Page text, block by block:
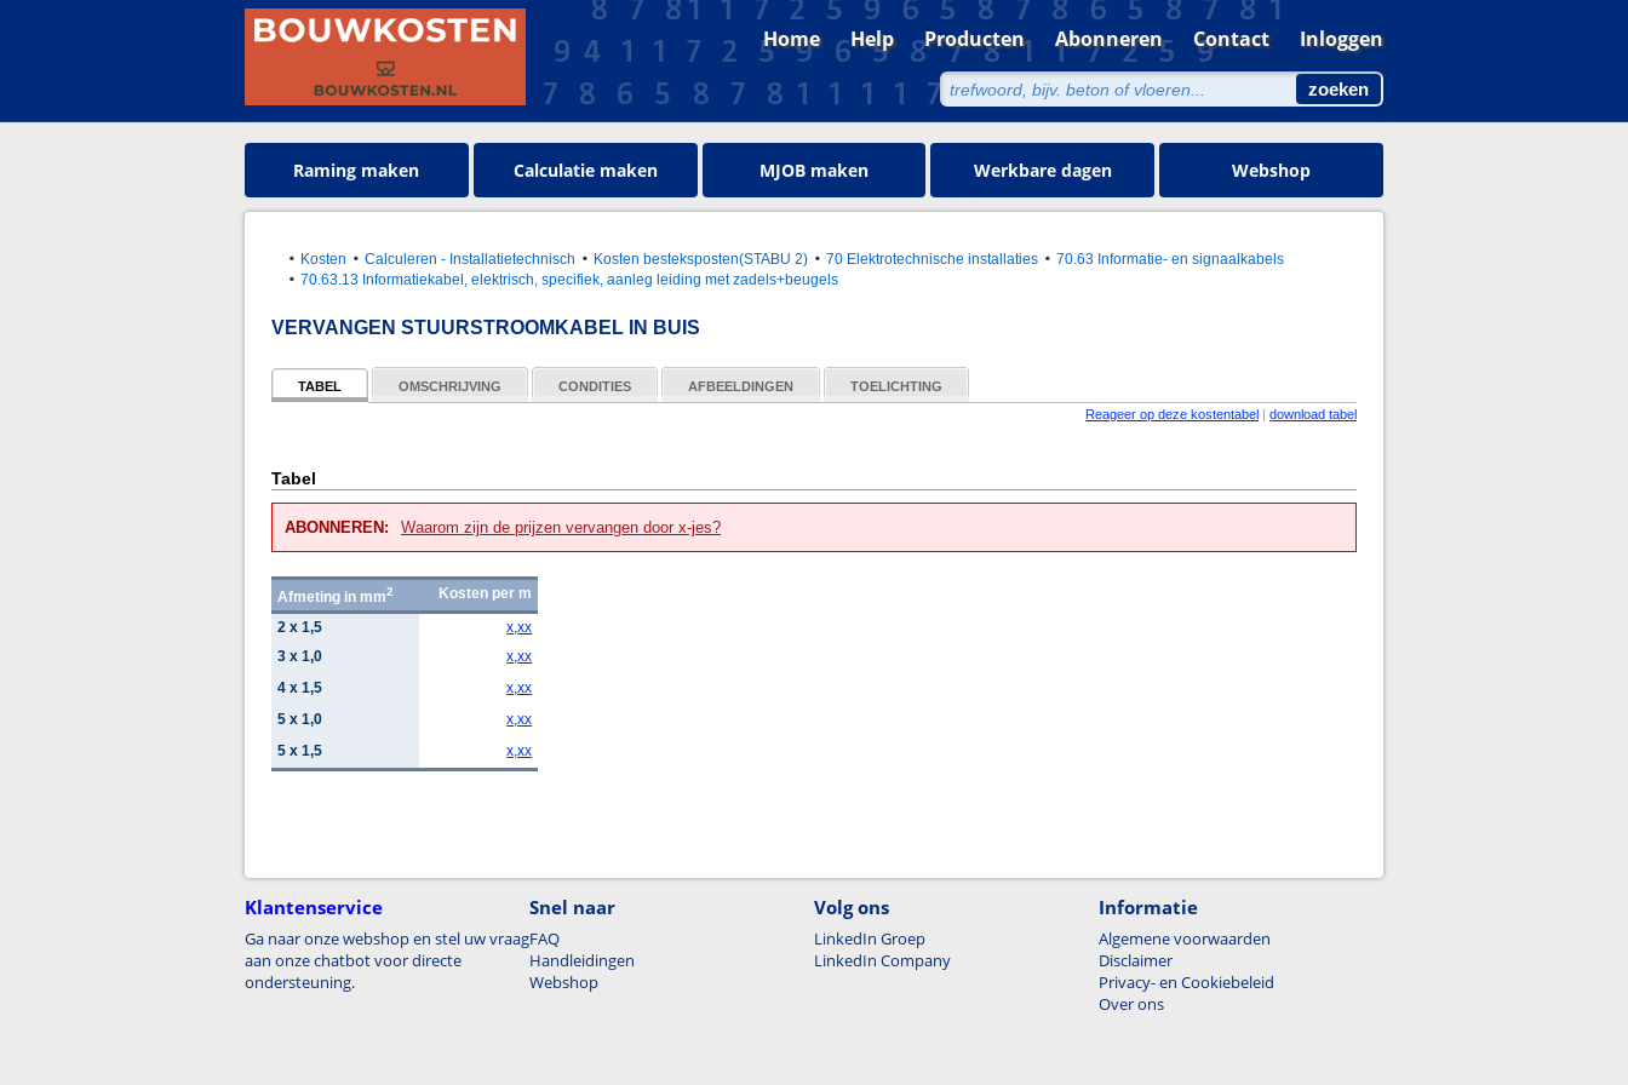
Home Help Producten Abonneren Contact Inloggen
Raming maken Calculatie maken MJOB maken Werkbare dagen Webshop
Kosten Calculeren - Installatietechnisch Kosten besteksposten(STABU 2) 70 Elektrotechnische installaties
70.63 Informatie- en signaalkabels
70.63.13 Informatiekabel, elektrisch, specifiek, aanleg leiding met zadels+beugels
VERVANGEN STUURSTROOMKABEL IN BUIS
TABEL OMSCHRIJVING CONDITIES AFBEELDINGEN
TOELICHTING
Reageer op deze kostentabel | download tabel
Tabel
ABONNEREN: Waarom zijn de prijzen vervangen door x-jes?
Afmeting in mm2
Kosten per m
2 x 1,5
x,xx
3 x 1,0
x,xx
4 x 1,5
x,xx
5 x 1,0
x,xx
5 x 1,5
x,xx
Klantenservice
Ga naar onze webshop en stel uw vraag
aan onze chatbot voor directe
ondersteuning.
Snel naar
FAQ
Handleidingen
Webshop
Volg ons
LinkedIn Groep
LinkedIn Company
Informatie
Algemene voorwaarden
Disclaimer
Privacy- en Cookiebeleid
Over ons